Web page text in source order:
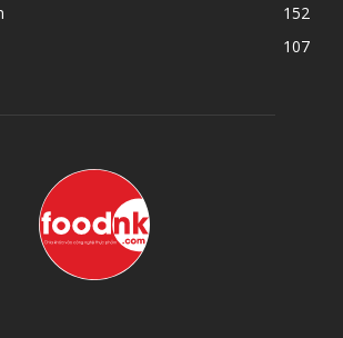
152
107